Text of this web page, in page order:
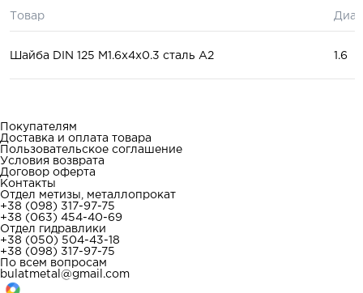
Товар
Шайба DIN 125 М1.6x4x0.3 сталь А2 1.6
Покупателям
Доставка и оплата товара
Пользовательское соглашение
Условия возврата
Договор оферта
Контакты
Отдел метизы, металлопрокат
+38 (098) 317-97-75
+38 (063) 454-40-69
Отдел гидравлики
+38 (050) 504-43-18
+38 (098) 317-97-75
По всем вопросам
bulatmetal@gmail.com